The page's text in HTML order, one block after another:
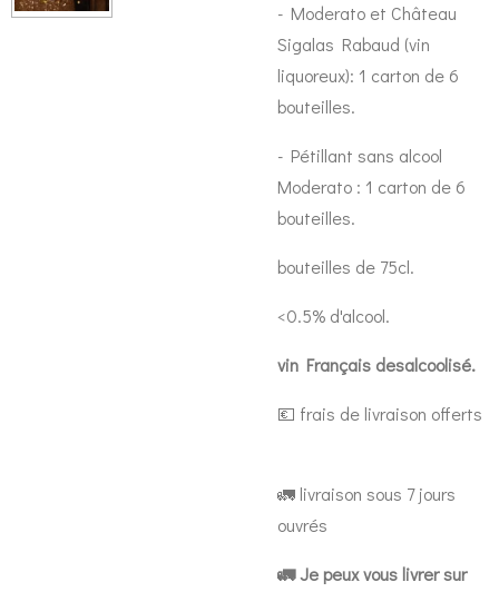
- Moderato et Château
Sigalas Rabaud (vin
liquoreux): 1 carton de 6
bouteilles.
- Pétillant sans alcool
Moderato : 1 carton de 6
bouteilles.
bouteilles de 75cl.
<0.5% d'alcool.
vin Français desalcoolisé.
💶 frais de livraison offerts
🚛 livraison sous 7 jours
ouvrés
🚛 Je peux vous livrer sur